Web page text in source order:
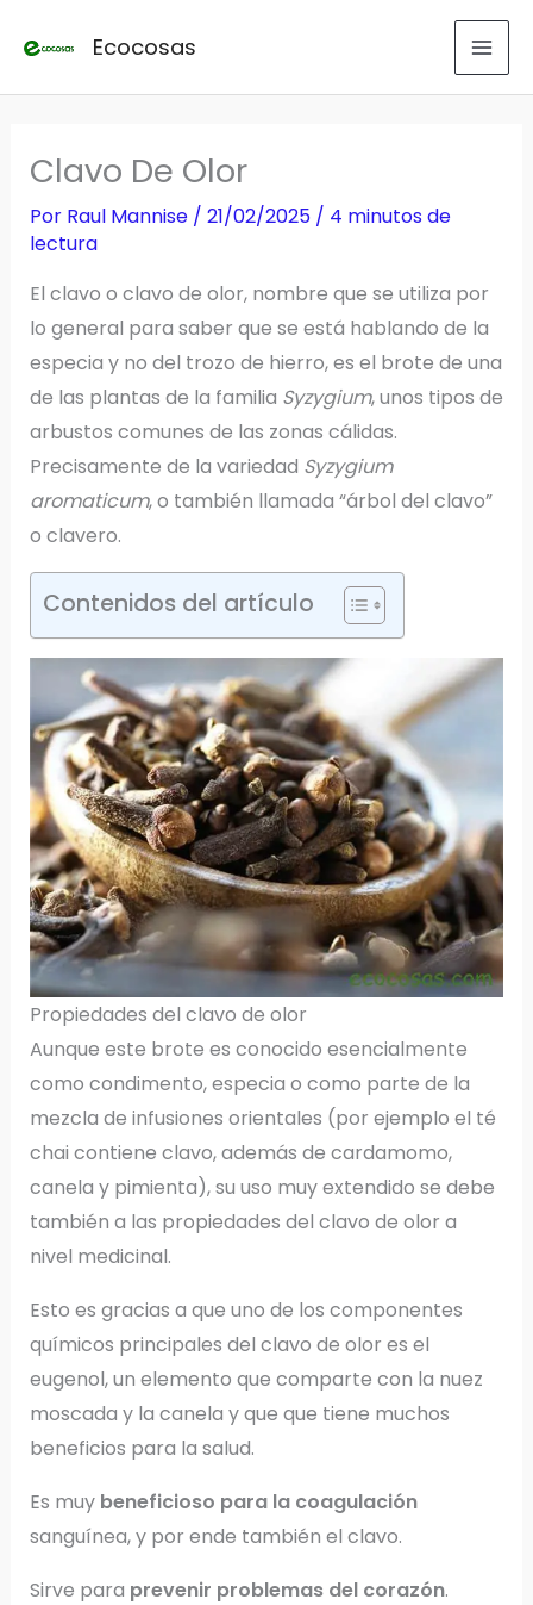
Ecocosas
Clavo De Olor
Por Raul Mannise / 21/02/2025 / 4 minutos de
lectura
El clavo o clavo de olor, nombre que se utiliza por
lo general para saber que se está hablando de la
especia y no del trozo de hierro, es el brote de una
de las plantas de la familia Syzygium, unos tipos de
arbustos comunes de las zonas cálidas.
Precisamente de la variedad Syzygium
aromaticum, o también llamada “árbol del clavo”
o clavero.
Contenidos del artículo
Propiedades del clavo de olor
Aunque este brote es conocido esencialmente
como condimento, especia o como parte de la
mezcla de infusiones orientales (por ejemplo el té
chai contiene clavo, además de cardamomo,
canela y pimienta), su uso muy extendido se debe
también a las propiedades del clavo de olor a
nivel medicinal.
Esto es gracias a que uno de los componentes
químicos principales del clavo de olor es el
eugenol, un elemento que comparte con la nuez
moscada y la canela y que que tiene muchos
beneficios para la salud.
Es muy beneficioso para la coagulación
sanguínea, y por ende también el clavo.
Sirve para prevenir problemas del corazón.